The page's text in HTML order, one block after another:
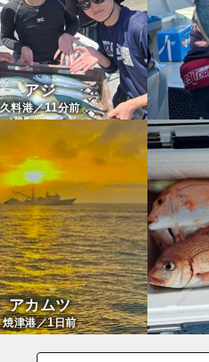
アジ
久料港／11分前
アカムツ
焼津港／1日前